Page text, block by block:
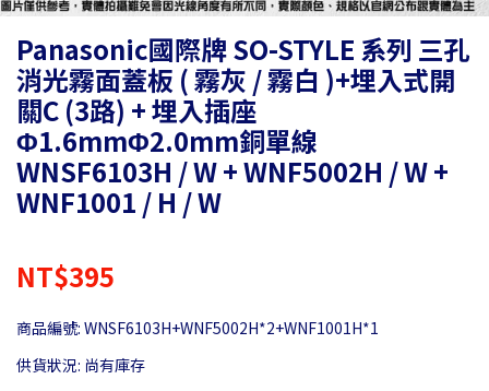
Panasonic國際牌 SO-STYLE 系列 三孔
消光霧面蓋板 ( 霧灰 / 霧白 )+埋入式開
關C (3路) + 埋入插座
Φ1.6mmΦ2.0mm銅單線
WNSF6103H / W + WNF5002H / W +
WNF1001 / H / W
NT$395
商品編號: WNSF6103H+WNF5002H*2+WNF1001H*1
供貨狀況: 尚有庫存